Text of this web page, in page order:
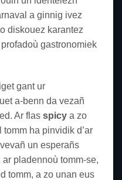
a ginnig ivez
diskouez karantez
gastronomiek
gant ur
a-benn da vezañ
Ar flas spicy a zo
tomm ha pinvidik d’ar
un esperañs
pladennoù tomm-se,
tomm, a zo unan eus